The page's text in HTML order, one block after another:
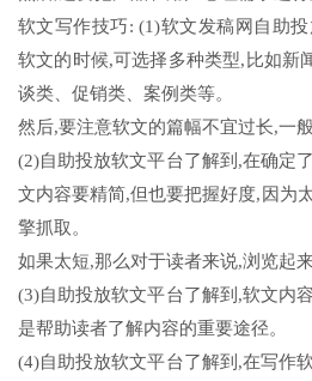
软文写作技巧: (1)软文发稿网自助
软文的时候,可选择多种类型,比如新
谈类、促销类、案例类等。
然后,要注意软文的篇幅不宜过长,一
(2)自助投放软文平台了解到,在确定
文内容要精简,但也要把握好度,因为
擎抓取。
如果太短,那么对于读者来说,浏览起
(3)自助投放软文平台了解到,软文内
是帮助读者了解内容的重要途径。
(4)自助投放软文平台了解到,在写作